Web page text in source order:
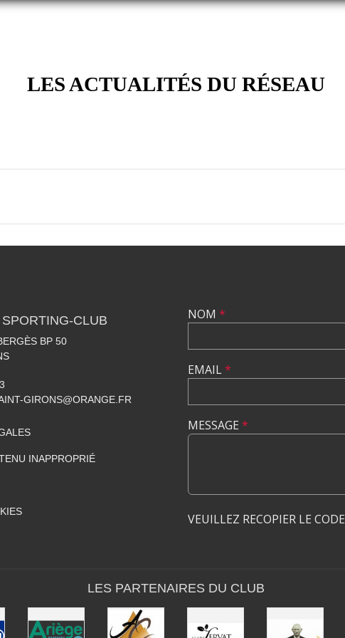
LES ACTUALITÉS DU RÉSEAU
CLUB
BP 50
GIRONS@ORANGE.FR
INAPPROPRIÉ
NOM *
EMAIL*
MESSAGE *
VEUILLEZ RECOPIER LE CODE
LES PARTENAIRES DU CLUB